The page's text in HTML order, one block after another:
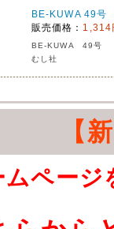
BE-KUWA 49号
販売価格： 1,314
BE-KUWA 49号
むし社
【
ムページ